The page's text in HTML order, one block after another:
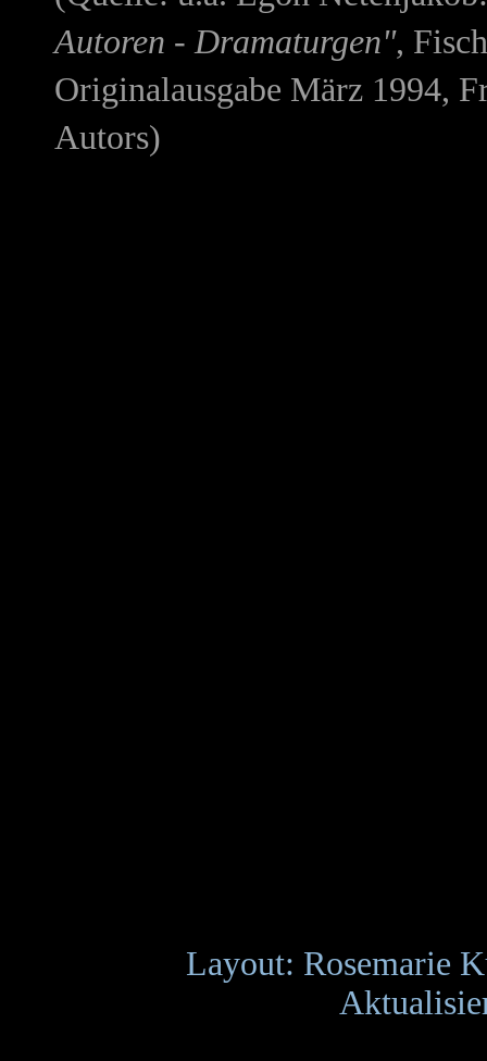
Autoren - Dramaturgen",
Originalausgabe März 1994,
Autors)
Layout: Rosemarie